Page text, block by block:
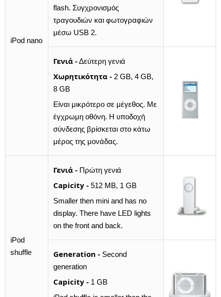
iPod nano
flash. Συγχρονισμός
τραγουδιών και φωτογραφιών
μέσω USB 2.
Γενιά -Δεύτερη γενιά
Χωρητικότητα - 2 GB, 4 GB,
8 GB
Είναι μικρότερο σε μέγεθος. Με
έγχρωμη οθόνη. Η υποδοχή
σύνδεσης βρίσκεται στο κάτω
μέρος της μονάδας.
iPod
shuffle
Γενιά - Πρώτη γενιά
Capicity - 512 MB, 1 GB
Smaller then mini and has no
display. There have LED lights
on the front and back.
Generation - Second
generation
Capicity - 1 GB